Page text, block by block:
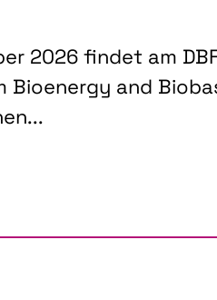
2026 findet am
Bioenergy and
Colloquium